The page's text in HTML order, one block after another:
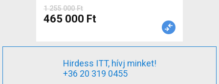
1 255 000 Ft
465 000 Ft
Hirdess ITT, hívj minket!
+36 20 319 0455